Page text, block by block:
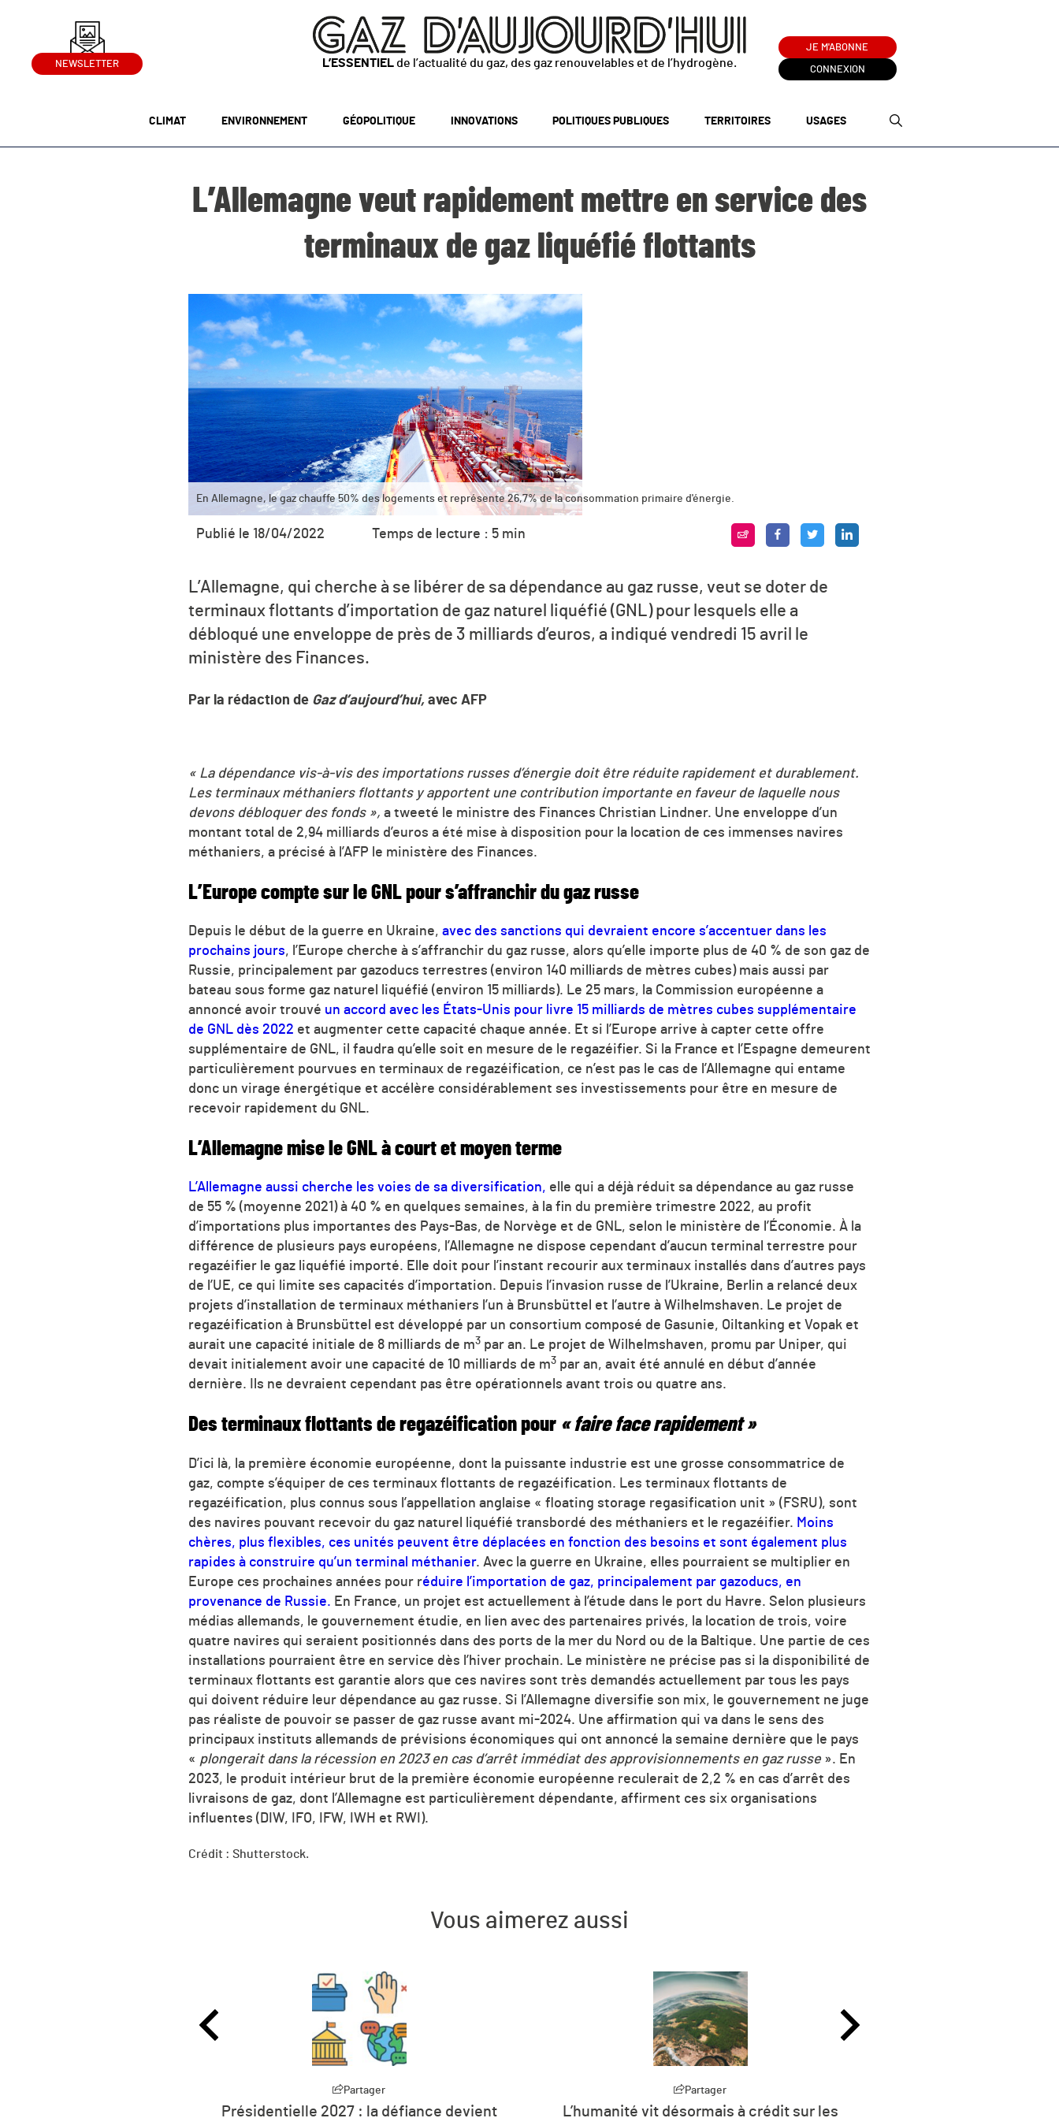
NEWSLETTER L’ESSENTIEL de l’actualité du gaz, des gaz renouvelables et de l’hydrogène.
JE M'ABONNE
CONNEXION
CLIMAT ENVIRONNEMENT GÉOPOLITIQUE INNOVATIONS POLITIQUES PUBLIQUES TERRITOIRES USAGES
L’Allemagne veut rapidement mettre en service des
terminaux de gaz liquéfié flottants
En Allemagne, le gaz chauffe 50% des logements et représente 26,7% de la consommation primaire d'énergie.
Publié le 18/04/2022 Temps de lecture : 5 min
L’Allemagne, qui cherche à se libérer de sa dépendance au gaz russe, veut se doter de
terminaux flottants d’importation de gaz naturel liquéfié (GNL) pour lesquels elle a
débloqué une enveloppe de près de 3 milliards d’euros, a indiqué vendredi 15 avril le
ministère des Finances.
Par la rédaction de Gaz d’aujourd’hui, avec AFP
« La dépendance vis-à-vis des importations russes d’énergie doit être réduite rapidement et durablement.
Les terminaux méthaniers flottants y apportent une contribution importante en faveur de laquelle nous
devons débloquer des fonds », a tweeté le ministre des Finances Christian Lindner. Une enveloppe d’un
montant total de 2,94 milliards d’euros a été mise à disposition pour la location de ces immenses navires
méthaniers, a précisé à l’AFP le ministère des Finances.
L’Europe compte sur le GNL pour s’affranchir du gaz russe
Depuis le début de la guerre en Ukraine, avec des sanctions qui devraient encore s’accentuer dans les
prochains jours, l’Europe cherche à s’affranchir du gaz russe, alors qu’elle importe plus de 40 % de son gaz de
Russie, principalement par gazoducs terrestres (environ 140 milliards de mètres cubes) mais aussi par
bateau sous forme gaz naturel liquéfié (environ 15 milliards). Le 25 mars, la Commission européenne a
annoncé avoir trouvé un accord avec les États-Unis pour livre 15 milliards de mètres cubes supplémentaire
de GNL dès 2022 et augmenter cette capacité chaque année. Et si l’Europe arrive à capter cette offre
supplémentaire de GNL, il faudra qu’elle soit en mesure de le regazéifier. Si la France et l’Espagne demeurent
particulièrement pourvues en terminaux de regazéification, ce n’est pas le cas de l’Allemagne qui entame
donc un virage énergétique et accélère considérablement ses investissements pour être en mesure de
recevoir rapidement du GNL.
L’Allemagne mise le GNL à court et moyen terme
L’Allemagne aussi cherche les voies de sa diversification, elle qui a déjà réduit sa dépendance au gaz russe
de 55 % (moyenne 2021) à 40 % en quelques semaines, à la fin du première trimestre 2022, au profit
d’importations plus importantes des Pays-Bas, de Norvège et de GNL, selon le ministère de l’Économie. À la
différence de plusieurs pays européens, l’Allemagne ne dispose cependant d’aucun terminal terrestre pour
regazéifier le gaz liquéfié importé. Elle doit pour l’instant recourir aux terminaux installés dans d’autres pays
de l’UE, ce qui limite ses capacités d’importation. Depuis l’invasion russe de l’Ukraine, Berlin a relancé deux
projets d’installation de terminaux méthaniers l’un à Brunsbüttel et l’autre à Wilhelmshaven. Le projet de
regazéification à Brunsbüttel est développé par un consortium composé de Gasunie, Oiltanking et Vopak et
aurait une capacité initiale de 8 milliards de m3 par an. Le projet de Wilhelmshaven, promu par Uniper, qui
devait initialement avoir une capacité de 10 milliards de m3 par an, avait été annulé en début d’année
dernière. Ils ne devraient cependant pas être opérationnels avant trois ou quatre ans.
Des terminaux flottants de regazéification pour « faire face rapidement »
D’ici là, la première économie européenne, dont la puissante industrie est une grosse consommatrice de
gaz, compte s’équiper de ces terminaux flottants de regazéification. Les terminaux flottants de
regazéification, plus connus sous l’appellation anglaise « floating storage regasification unit » (FSRU), sont
des navires pouvant recevoir du gaz naturel liquéfié transbordé des méthaniers et le regazéifier. Moins
chères, plus flexibles, ces unités peuvent être déplacées en fonction des besoins et sont également plus
rapides à construire qu’un terminal méthanier. Avec la guerre en Ukraine, elles pourraient se multiplier en
Europe ces prochaines années pour réduire l’importation de gaz, principalement par gazoducs, en
provenance de Russie. En France, un projet est actuellement à l’étude dans le port du Havre. Selon plusieurs
médias allemands, le gouvernement étudie, en lien avec des partenaires privés, la location de trois, voire
quatre navires qui seraient positionnés dans des ports de la mer du Nord ou de la Baltique. Une partie de ces
installations pourraient être en service dès l’hiver prochain. Le ministère ne précise pas si la disponibilité de
terminaux flottants est garantie alors que ces navires sont très demandés actuellement par tous les pays
qui doivent réduire leur dépendance au gaz russe. Si l’Allemagne diversifie son mix, le gouvernement ne juge
pas réaliste de pouvoir se passer de gaz russe avant mi-2024. Une affirmation qui va dans le sens des
principaux instituts allemands de prévisions économiques qui ont annoncé la semaine dernière que le pays
« plongerait dans la récession en 2023 en cas d’arrêt immédiat des approvisionnements en gaz russe ». En
2023, le produit intérieur brut de la première économie européenne reculerait de 2,2 % en cas d’arrêt des
livraisons de gaz, dont l’Allemagne est particulièrement dépendante, affirment ces six organisations
influentes (DIW, IFO, IFW, IWH et RWI).
Crédit : Shutterstock.
Vous aimerez aussi
Partager
L’humanité vit désormais à crédit sur les
Partager